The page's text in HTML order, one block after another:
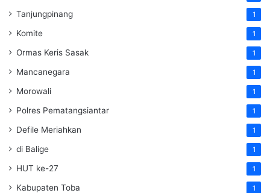
Tanjungpinang 1
Komite 1
Ormas Keris Sasak 1
Mancanegara 1
Morowali 1
Polres Pematangsiantar 1
Defile Meriahkan 1
di Balige 1
HUT ke-27 1
Kabupaten Toba 1